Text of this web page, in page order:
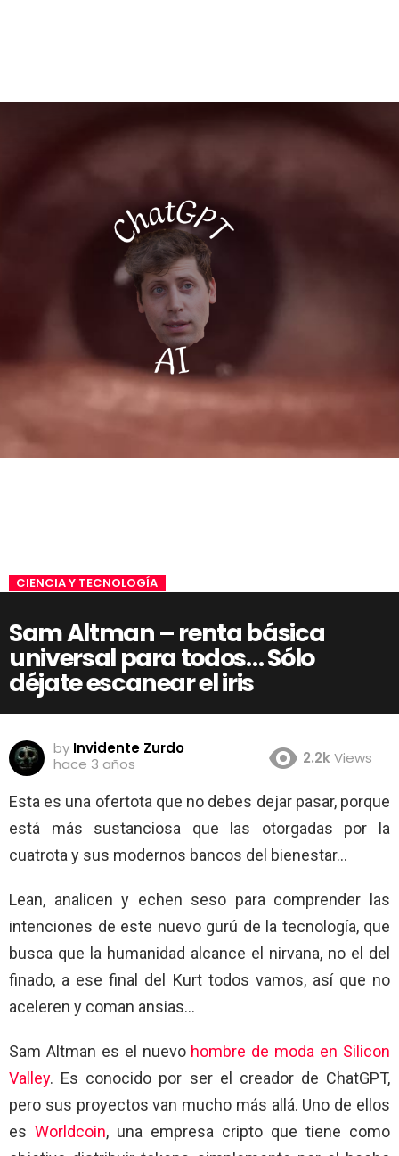
CIENCIA Y TECNOLOGÍA
Sam Altman – renta básica
universal para todos… Sólo
déjate escanear el iris
by Invidente Zurdo
hace 3 años
2.2kViews
Esta es una ofertota que no debes dejar pasar, porque
está más sustanciosa que las otorgadas por la
cuatrota y sus modernos bancos del bienestar…
Lean, analicen y echen seso para comprender las
intenciones de este nuevo gurú de la tecnología, que
busca que la humanidad alcance el nirvana, no el del
finado, a ese final del Kurt todos vamos, así que no
aceleren y coman ansias…
Sam Altman es el nuevo hombre de moda en Silicon
Valley. Es conocido por ser el creador de ChatGPT,
pero sus proyectos van mucho más allá. Uno de ellos
es Worldcoin, una empresa cripto que tiene como